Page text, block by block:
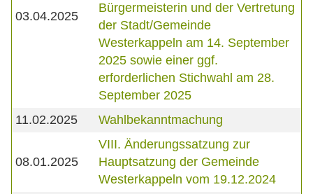
03.04.2025
Bürgermeisterin und der Vertretung
der Stadt/Gemeinde
Westerkappeln am 14. September
2025 sowie einer ggf.
erforderlichen Stichwahl am 28.
September 2025
11.02.2025
Wahlbekanntmachung
08.01.2025
VIII. Änderungssatzung zur
Hauptsatzung der Gemeinde
Westerkappeln vom 19.12.2024